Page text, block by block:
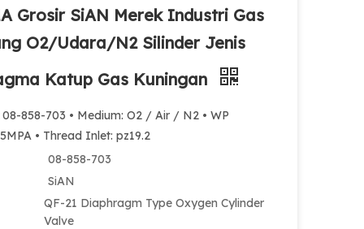
Grosir SiAN Merek Industri Gas
O2/Udara/N2 Silinder Jenis
Katup Gas Kuningan
08-858-703 • Medium: O2 / Air / N2 • WP
• Thread Inlet: pz19.2
08-858-703
SiAN
QF-21 Diaphragm Type Oxygen Cylinder
Valve